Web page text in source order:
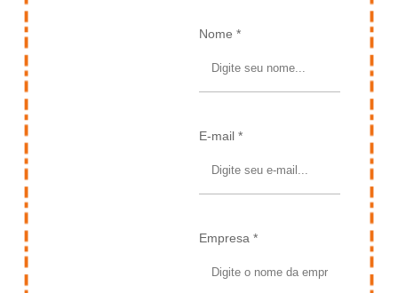
Nome *
E-mail *
Empresa *